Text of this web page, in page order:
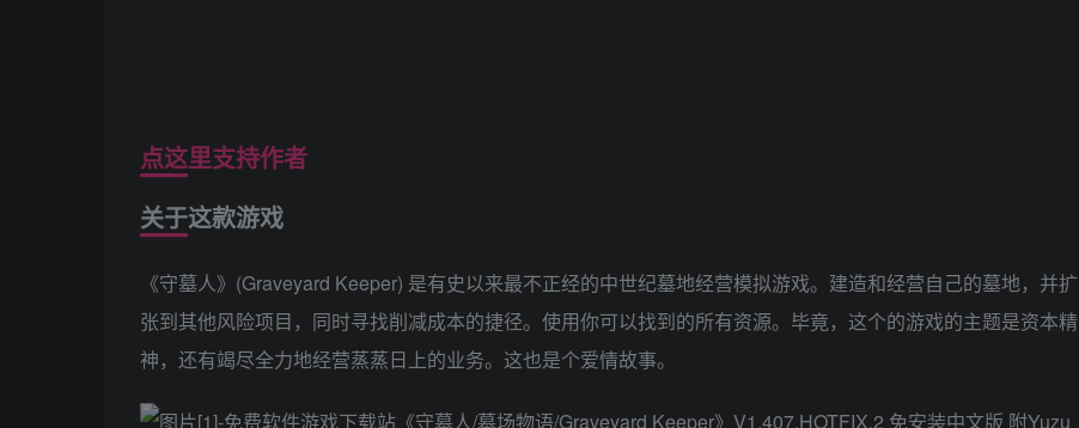
点这里支持作者
关于这款游戏
《守墓人》(Graveyard Keeper) 是有史以来最不正经的中世纪墓地经营模拟游戏。建造和经营自己的墓地，并扩
张到其他风险项目，同时寻找削减成本的捷径。使用你可以找到的所有资源。毕竟，这个的游戏的主题是资本精
神，还有竭尽全力地经营蒸蒸日上的业务。这也是个爱情故事。